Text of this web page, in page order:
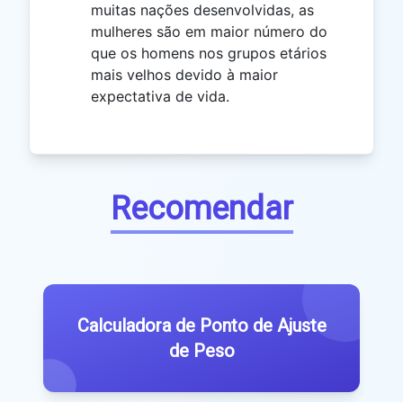
muitas nações desenvolvidas, as
mulheres são em maior número do
que os homens nos grupos etários
mais velhos devido à maior
expectativa de vida.
Recomendar
Calculadora de Ponto de Ajuste
de Peso